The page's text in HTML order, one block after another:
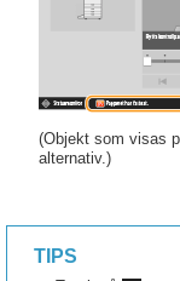
(Objekt som visas
alternativ.)
TIPS